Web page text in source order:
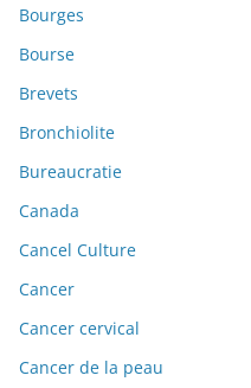
Bourges
Bourse
Brevets
Bronchiolite
Bureaucratie
Canada
Cancel Culture
Cancer
Cancer cervical
Cancer de la peau